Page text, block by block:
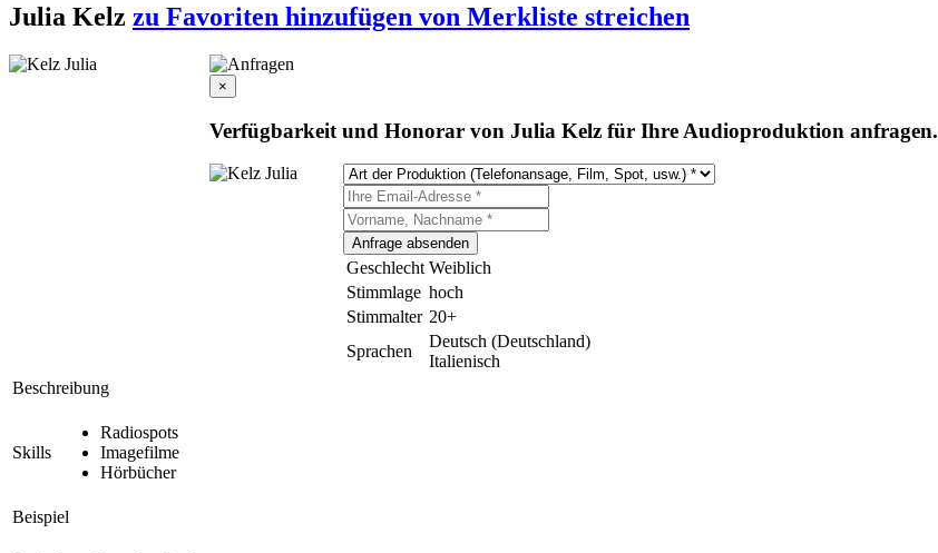
Julia Kelz zu Favoriten hinzufügen von Merkliste streichen
×
Verfügbarkeit und Honorar von Julia Kelz für Ihre Audioproduktion anfragen.
Geschlecht Weiblich
Stimmlage hoch
Stimmalter 20+
Sprachen
Deutsch (Deutschland)
Italienisch
Beschreibung
Skills
Radiospots
Imagefilme
Hörbücher
Beispiel